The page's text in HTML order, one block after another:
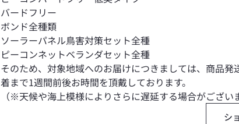
バードフリー
ボンド全種類
ソーラーパネル鳥害対策セット全種
ピーコンネットベランダセット全種
そのため、対象地域へのお届けにつきましては、商品発
着まで1週間前後お時間を頂戴しております。
（※天候や海上模様によりさらに遅延する場合がござい
シ